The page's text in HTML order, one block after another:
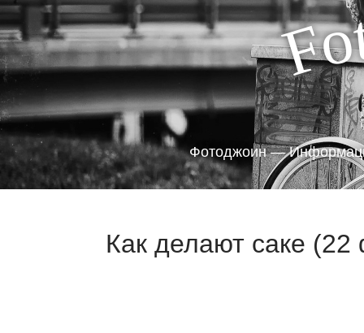
Fo
Фотоджоин —
Как делают саке (22